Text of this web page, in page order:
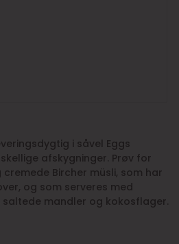
i såvel Eggs
afskygninger. Prøv for
Bircher müsli, som har
og som serveres med
mandler og kokosflager.